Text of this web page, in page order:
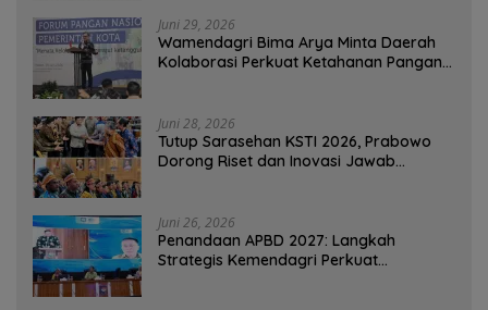
Juni 29, 2026
Wamendagri Bima Arya Minta Daerah
Kolaborasi Perkuat Ketahanan Pangan
Juni 28, 2026
Tutup Sarasehan KSTI 2026, Prabowo
Dorong Riset dan Inovasi Jawab
Juni 26, 2026
Penandaan APBD 2027: Langkah
Strategis Kemendagri Perkuat